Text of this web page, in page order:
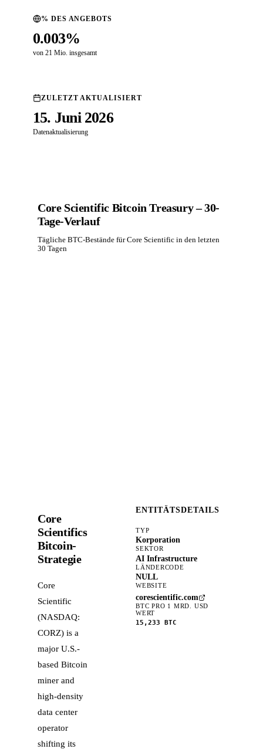
% DES ANGEBOTS
0.003%
von 21 Mio. insgesamt
ZULETZT AKTUALISIERT
15. Juni 2026
Datenaktualisierung
Core Scientific Bitcoin Treasury – 30-
Tage-Verlauf
Tägliche BTC-Bestände für Core Scientific in den letzten
30 Tagen
Core
Scientifics
Bitcoin-
Strategie
Core
Scientific
(NASDAQ:
CORZ) is a
major U.S.-
based Bitcoin
miner and
high-density
data center
operator
shifting its
ENTITÄTSDETAILS
TYP
Korporation
SEKTOR
AI Infrastructure
LÄNDERCODE
NULL
WEBSITE
corescientific.com
BTC PRO 1 MRD. USD
WERT
15,233 BTC